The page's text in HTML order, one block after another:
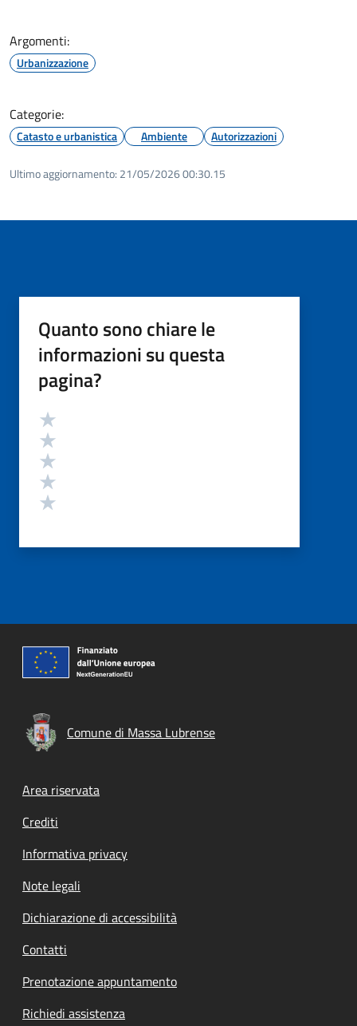
Argomenti:
Urbanizzazione
Categorie:
Catasto e urbanistica Ambiente Autorizzazioni
Ultimo aggiornamento: 21/05/2026 00:30.15
Quanto sono chiare le
informazioni su questa
pagina?
Valutazione
Comune di Massa Lubrense
Footer menu
Area riservata
Crediti
Informativa privacy
Note legali
Dichiarazione di accessibilità
Contatti
Prenotazione appuntamento
Richiedi assistenza